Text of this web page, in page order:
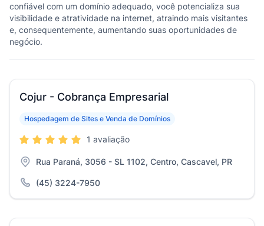
confiável com um domínio adequado, você potencializa sua
visibilidade e atratividade na internet, atraindo mais visitantes
e, consequentemente, aumentando suas oportunidades de
negócio.
Cojur - Cobrança Empresarial
Hospedagem de Sites e Venda de Domínios
1 avaliação
Rua Paraná, 3056 - SL 1102, Centro, Cascavel, PR
(45) 3224-7950